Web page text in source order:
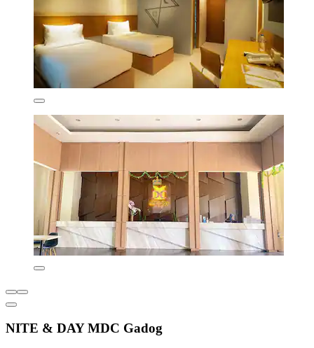
NITE & DAY MDC Gadog